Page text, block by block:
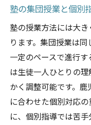
塾の集団授業と個別
塾の授業方法には大
ります。集団授業は
一定のペースで進行
は生徒一人ひとりの
かく調整可能です。
に合わせた個別対応
に、個別指導では苦